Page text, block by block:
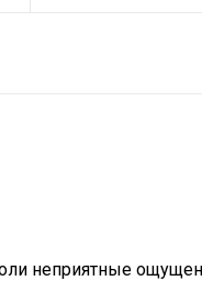
неприятные